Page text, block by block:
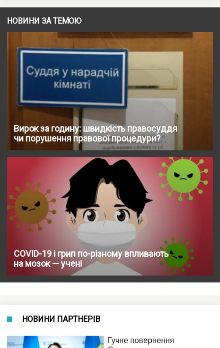
НОВИНИ ЗА ТЕМОЮ
Вирок за годину: швидкість правосуддя
чи порушення правової процедури?
COVID-19 і грип по-різному впливають
на мозок — учені
НОВИНИ ПАРТНЕРІВ